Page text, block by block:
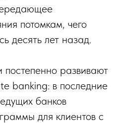
потомкам, чего
десять лет назад.
развивают
banking: в последние
банков
для клиентов с